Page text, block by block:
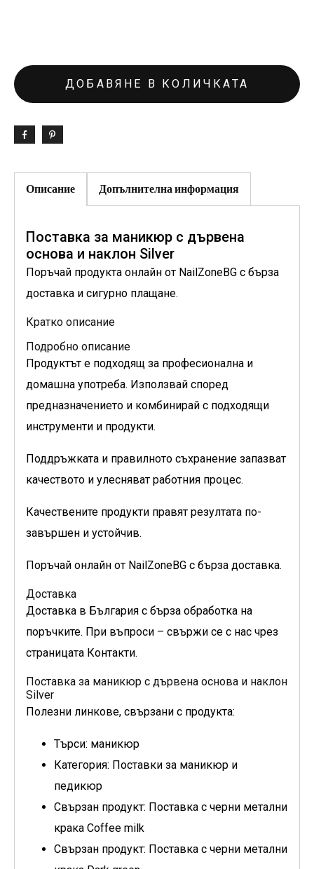
ДОБАВЯНЕ В КОЛИЧКАТА
Описание Допълнителна информация
Поставка за маникюр с дървена
основа и наклон Silver
Поръчай продукта онлайн от NailZoneBG с бърза
доставка и сигурно плащане.
Кратко описание
Подробно описание
Продуктът е подходящ за професионална и
домашна употреба. Използвай според
предназначението и комбинирай с подходящи
инструменти и продукти.
Поддръжката и правилното съхранение запазват
качеството и улесняват работния процес.
Качествените продукти правят резултата по-
завършен и устойчив.
Поръчай онлайн от NailZoneBG с бърза доставка.
Доставка
Доставка в България с бърза обработка на
поръчките. При въпроси – свържи се с нас чрез
страницата Контакти.
Поставка за маникюр с дървена основа и наклон
Silver
Полезни линкове, свързани с продукта:
Търси: маникюр
Категория: Поставки за маникюр и
педикюр
Свързан продукт: Поставка с черни метални
крака Coffee milk
Свързан продукт: Поставка с черни метални